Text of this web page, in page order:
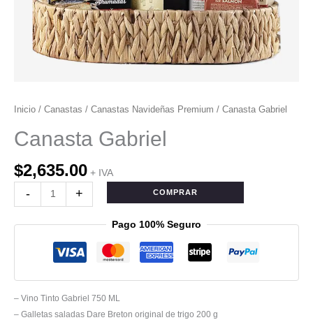
Inicio / Canastas / Canastas Navideñas Premium / Canasta Gabriel
Canasta Gabriel
$2,635.00 + IVA
- + COMPRAR
Pago 100% Seguro
– Vino Tinto Gabriel 750 ML
– Galletas saladas Dare Breton original de trigo 200 g